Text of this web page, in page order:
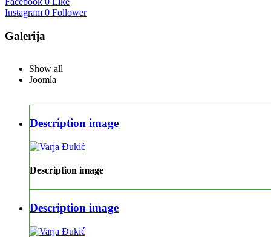
Instagram 0 Follower
Galerija
Show all
Joomla
Description image
Description image
Description image